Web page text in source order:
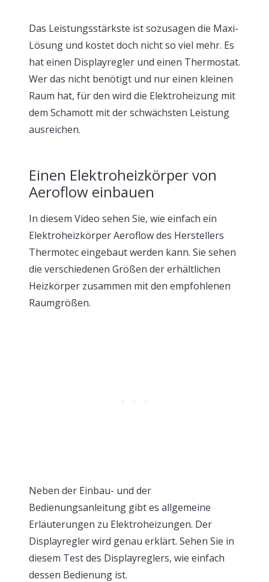
Das Leistungsstärkste ist sozusagen die Maxi-
Lösung und kostet doch nicht so viel mehr. Es
hat einen Displayregler und einen Thermostat.
Wer das nicht benötigt und nur einen kleinen
Raum hat, für den wird die Elektroheizung mit
dem Schamott mit der schwächsten Leistung
ausreichen.
Einen Elektroheizkörper von
Aeroflow einbauen
In diesem Video sehen Sie, wie einfach ein
Elektroheizkörper Aeroflow des Herstellers
Thermotec eingebaut werden kann. Sie sehen
die verschiedenen Größen der erhältlichen
Heizkörper zusammen mit den empfohlenen
Raumgrößen.
Neben der Einbau- und der
Bedienungsanleitung gibt es allgemeine
Erläuterungen zu Elektroheizungen. Der
Displayregler wird genau erklärt. Sehen Sie in
diesem Test des Displayreglers, wie einfach
dessen Bedienung ist.